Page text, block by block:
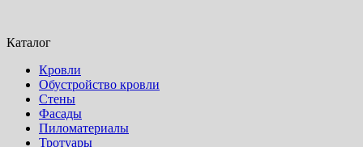
Каталог
Кровли
Обустройство кровли
Стены
Фасады
Пиломатериалы
Тротуары